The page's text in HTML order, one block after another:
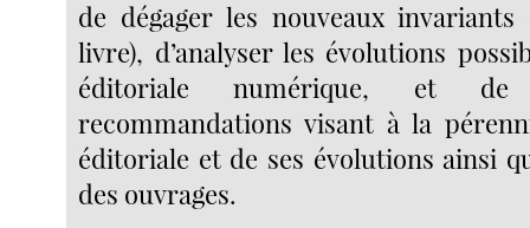
de dégager les nouveaux invariants
livre), d’analyser les évolutions
éditoriale numérique, et
recommandations visant à la
éditoriale et de ses évolutions ainsi
des ouvrages.